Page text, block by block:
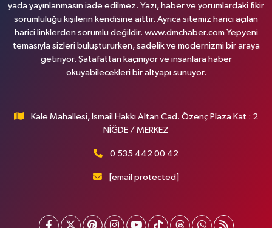
yada yayınlanmasın iade edilmez. Yazı, haber ve yorumlardaki fikir
sorumluluğu kişilerin kendisine aittir. Ayrıca sitemiz harici açılan
harici linklerden sorumlu değildir. www.dmchaber.com Yepyeni
temasıyla sizleri buluştururken, sadelik ve modernizmi bir araya
getiriyor. Şatafattan kaçınıyor ve insanlara haber
okuyabilecekleri bir altyapı sunuyor.
Kale Mahallesi, İsmail Hakkı Altan Cad. Özenç Plaza Kat : 2
NİĞDE / MERKEZ
0 535 442 00 42
[email protected]